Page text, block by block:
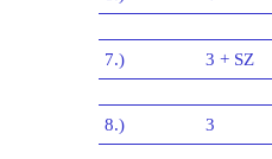
7.) 3 + SZ
8.) 3